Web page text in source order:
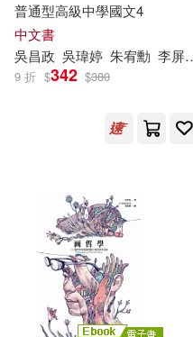
四川大學出版社(1)
奇異果文創事業有限
巴巴文化(1) 愛
作者/演唱/譯/編/繪(1)
價格
普通型高級中學國文4
中文書
吳昌政 吳瑋婷 朱宥勳 李屏瑤
9 折 $342 $380